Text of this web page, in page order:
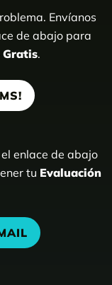
Envíanos
de abajo para
Gratis.
enlace de abajo
tu Evaluación